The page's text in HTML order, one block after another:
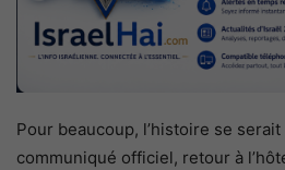
Pour beaucoup, l’histoire se
communiqué officiel, retour à